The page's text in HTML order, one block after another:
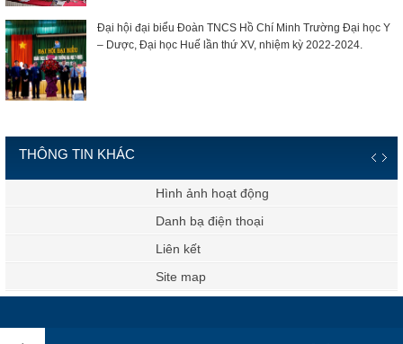
Đại hội đại biểu Đoàn TNCS Hồ Chí Minh Trường Đại học Y
– Dược, Đại học Huế lần thứ XV, nhiệm kỳ 2022-2024.
THÔNG TIN KHÁC